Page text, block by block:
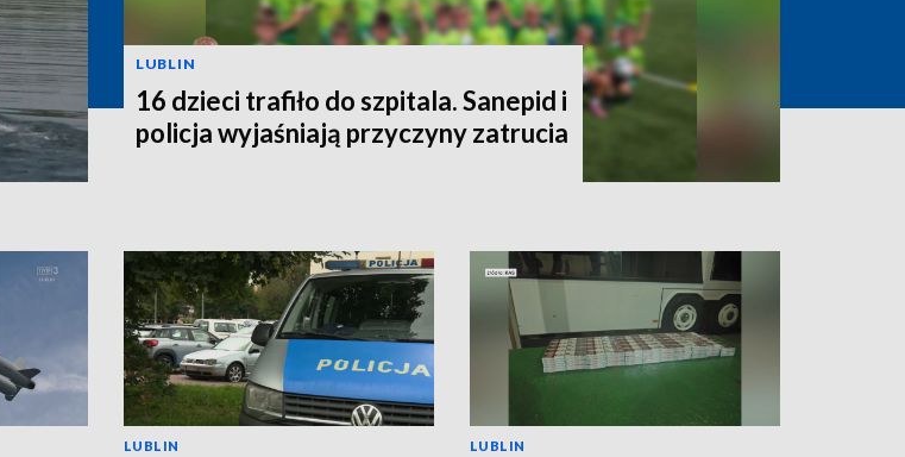
LUBLIN
16 dzieci trafiło do szpitala. Sanepid i
policja wyjaśniają przyczyny zatrucia
LUBLIN LUBLIN